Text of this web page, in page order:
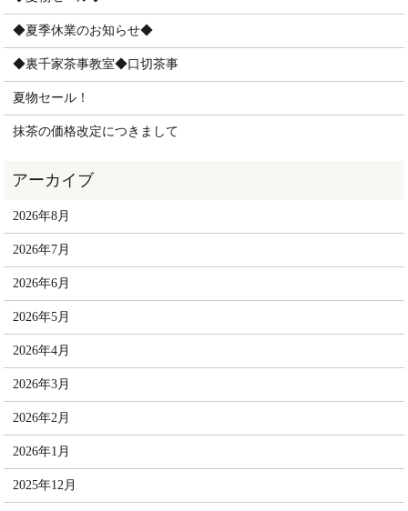
◆夏季休業のお知らせ◆
◆裏千家茶事教室◆口切茶事
夏物セール！
抹茶の価格改定につきまして
2026年8月
2026年7月
2026年6月
2026年5月
2026年4月
2026年3月
2026年2月
2026年1月
2025年12月